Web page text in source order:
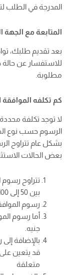
المدرجة في الطلب
المتابعة مع الجهة
بعد تقديم طلبك،
للاستفسار عن
مطلوبة.
كم تكلفه الموافقة
لا توجد تكلفة
الرسوم حسب نوع
بعض الحالات
تتراوح
بين 50 إلى 100 جنيه.
رسوم الموافقة
جنيه.
بالإضافة
قد يتعين
متعلقة